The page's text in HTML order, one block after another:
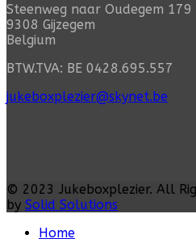
Steenweg naar Oudegem 179
9308 Gijzegem
Belgium
BTW.TVA: BE 0428.695.557
jukeboxplezier@skynet.be
© 2023 Jukeboxplezier. All
by Solid Solutions
Home